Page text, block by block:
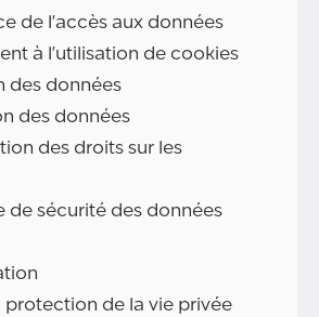
de l'accès aux données
à l'utilisation de cookies
des données
des données
des droits sur les
de sécurité des données
protection de la vie privée